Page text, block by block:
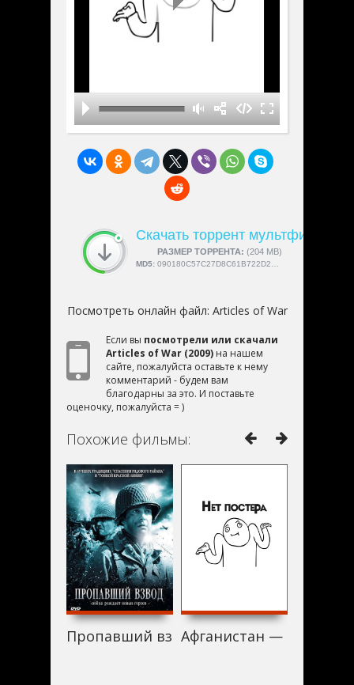
Скачать торрент мультфильм
РАЗМЕР ТОРРЕНТА: (204 MB)
СКАЧАЛИ:4189
MD5: 090180C57C27D8C61B722D25676FDD2B
Посмотреть онлайн файл: Articles of War
Если вы посмотрели или скачали
Articles of War (2009) на нашем
сайте, пожалуйста оставьте к нему
комментарий - будем вам
благодарны за это. И поставьте
оценочку, пожалуйста = )
Похожие фильмы:
Пропавший взвод (2009)Афганистан — страна